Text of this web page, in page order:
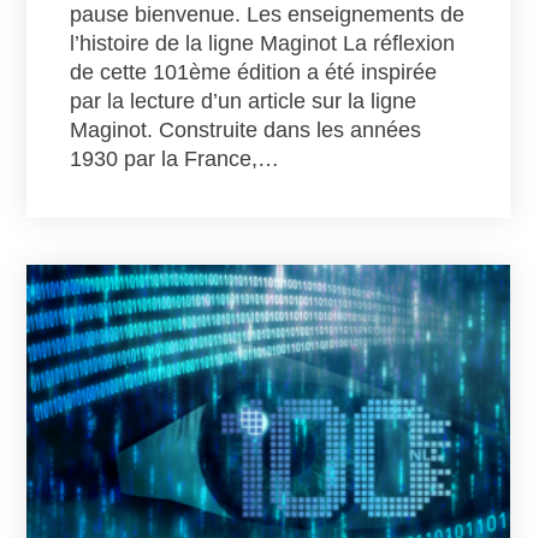
pause bienvenue. Les enseignements de
l’histoire de la ligne Maginot La réflexion
de cette 101ème édition a été inspirée
par la lecture d’un article sur la ligne
Maginot. Construite dans les années
1930 par la France,…